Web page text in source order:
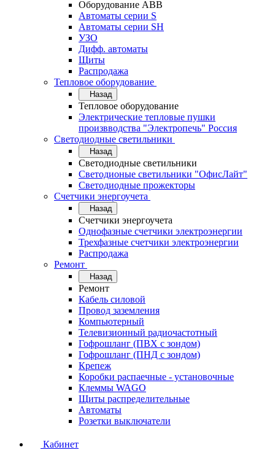
Оборудование АВВ
Автоматы серии S
Автоматы серии SH
УЗО
Дифф. автоматы
Щиты
Распродажа
Тепловое оборудование
Назад
Тепловое оборудование
Электрические тепловые пушки
произвводства "Электропечь" Россия
Светодиодные светильники
Назад
Светодиодные светильники
Светодионые светильники "ОфисЛайт"
Светодиодные прожекторы
Счетчики энергоучета
Назад
Счетчики энергоучета
Однофазные счетчики электроэнергии
Трехфазные счетчики электроэнергии
Распродажа
Ремонт
Назад
Ремонт
Кабель силовой
Провод заземления
Компьютерный
Телевизионный радиочастотный
Гофрошланг (ПВХ с зондом)
Гофрошланг (ПНД с зондом)
Крепеж
Коробки распаечные - установочные
Клеммы WAGO
Щиты распределительные
Автоматы
Розетки выключатели
Кабинет